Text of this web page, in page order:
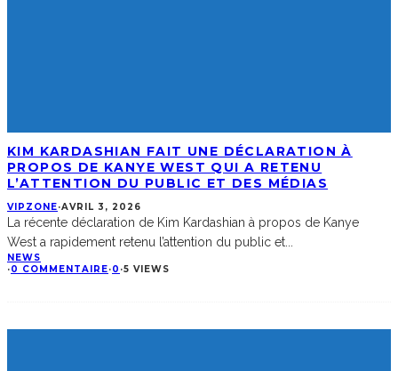
KIM KARDASHIAN FAIT UNE DÉCLARATION À
PROPOS DE KANYE WEST QUI A RETENU
L’ATTENTION DU PUBLIC ET DES MÉDIAS
VIPZONE·AVRIL 3, 2026
La récente déclaration de Kim Kardashian à propos de Kanye
West a rapidement retenu l’attention du public et...
NEWS
·0 COMMENTAIRE·0 ·5 VIEWS